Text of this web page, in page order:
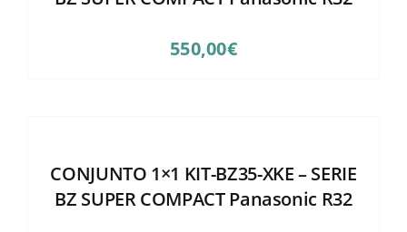
550,00€
CONJUNTO 1×1 KIT-BZ35-XKE – SERIE
BZ SUPER COMPACT Panasonic R32